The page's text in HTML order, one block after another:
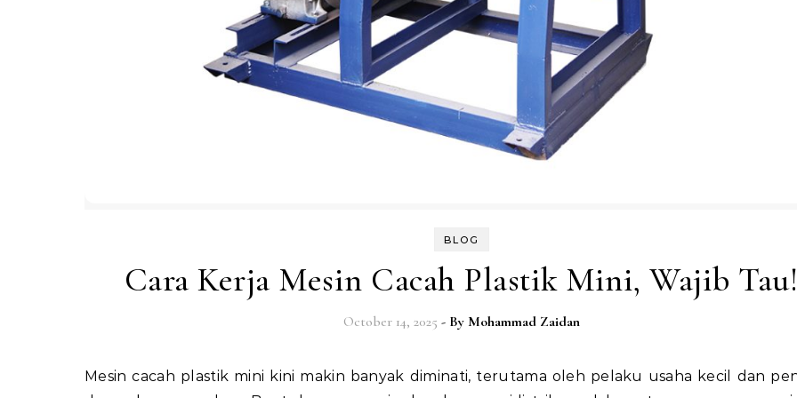
BLOG
Cara Kerja Mesin Cacah Plastik Mini, Wajib
October 14, 2025 - By Mohammad Zaidan
Mesin cacah plastik mini kini makin banyak diminati, terutama oleh pelaku usaha kecil dan penggiat